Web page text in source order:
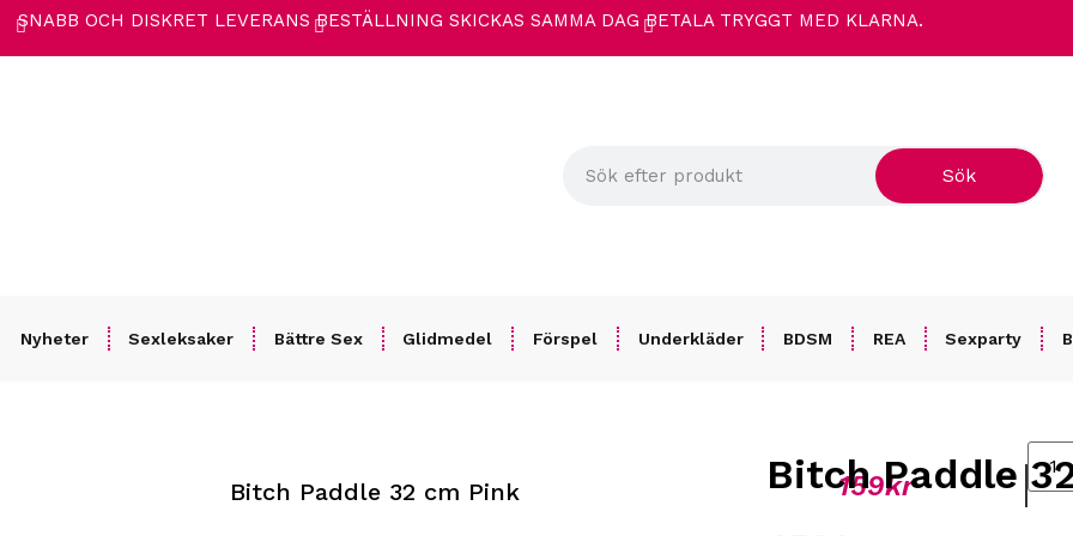
SNABB OCH DISKRET LEVERANS BESTÄLLNING SKICKAS SAMMA DAG BETALA TRYGGT MED KLARNA.
Sök
Nyheter Sexleksaker Bättre Sex Glidmedel Förspel Underkläder BDSM REA Sexparty
Bitch Paddle
Bitch Paddle 32 cm Pink 159kr